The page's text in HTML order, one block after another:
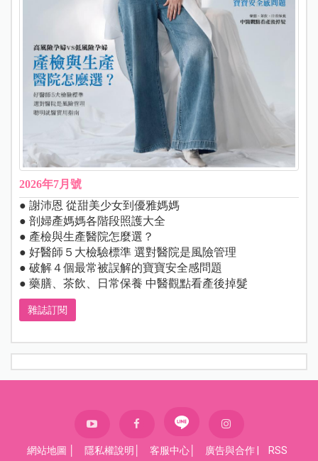
2026年7月號
● 謝沛恩 從甜美少女到優雅媽媽
● 剖婦產媽媽各階段照護大全
● 產檢與生產醫院怎麼選？
● 好醫師５大檢驗標準 選對醫院是風險管理
● 破解４個最常被誤解的寶寶安全感問題
● 藥膳、茶飲、日常保養 中醫觀點看產後掉髮
雜誌訂閱
網站地圖 隱私權說明 客服中心 廣告與合作 RSS